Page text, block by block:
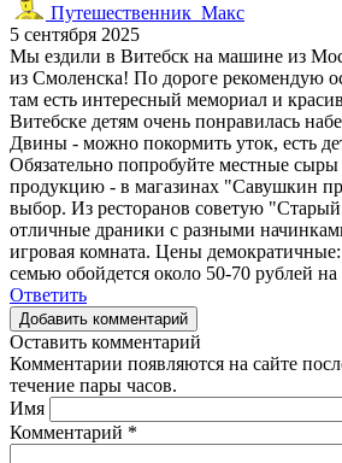
Путешественник_Макс
5 сентября 2025
Мы ездили в Витебск на машине из
из Смоленска! По дороге рекомендую
там есть интересный мемориал и
Витебске детям очень понравилась
Двины - можно покормить уток, есть
Обязательно попробуйте местные
продукцию - в магазинах "Савушкин
выбор. Из ресторанов советую "Старый
отличные драники с разными
игровая комната. Цены
семью обойдется около 50-70 рублей на
Ответить
Добавить комментарий
Оставить комментарий
Комментарии появляются на сайте
течение пары часов.
Имя
Комментарий *